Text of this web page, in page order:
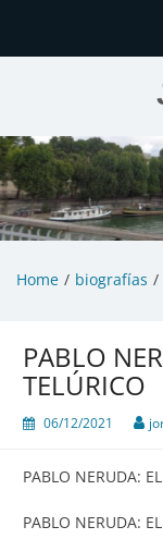
Home biografías
PABLO
TELÚRICO
06/12/2021
PABLO NERUDA:
PABLO NERUDA: